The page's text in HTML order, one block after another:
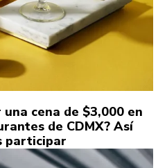
cena de $3,000 en
de CDMX? Así
participar